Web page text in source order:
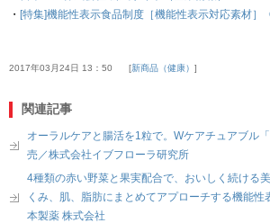
・ [特集]機能性表示食品制度［機能性表示対応素材］
2017年03月24日 13：50 新商品（健康）
関連記事
オーラルケアと腸活を1粒で。Wケアチュアブル
売／株式会社イブフローラ研究所
4種類の赤い野菜と果実配合で、おいしく続ける
くみ、肌、脂肪にまとめてアプローチする機能性
本製薬 株式会社